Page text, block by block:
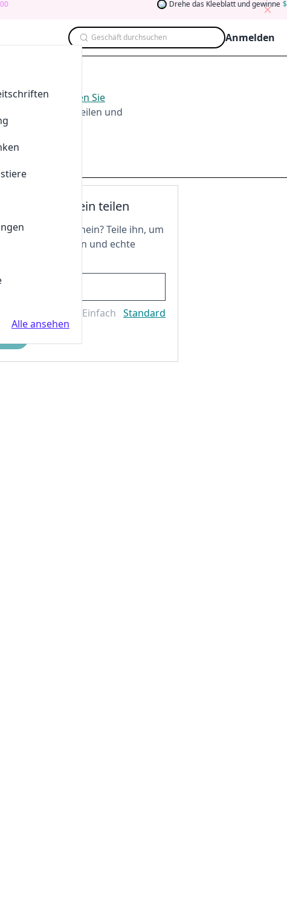
Drehe das Kleeblatt und gewinne 5
Alle ansehen
Geschäft durchsuchen Anmelden
Aug. 2026
Werden Sie
Testen, Teilen und
Deinen Gutschein teilen
tollen Gutschein? Teile ihn, um
freizuschalten und echte
zu genießen!
Einfach Standard